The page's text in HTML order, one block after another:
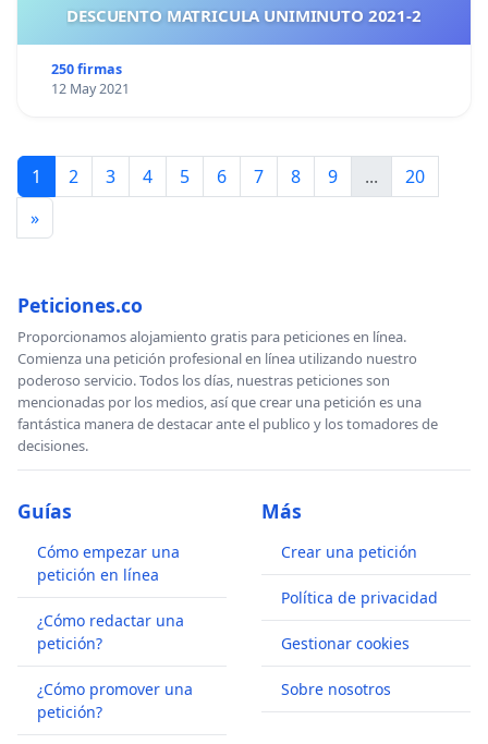
DESCUENTO MATRICULA UNIMINUTO 2021-2
250 firmas
12 May 2021
1 2 3 4 5 6 7 8 9 ...
20
»
Peticiones.co
Proporcionamos alojamiento gratis para peticiones en línea.
Comienza una petición profesional en línea utilizando nuestro
poderoso servicio. Todos los días, nuestras peticiones son
mencionadas por los medios, así que crear una petición es una
fantástica manera de destacar ante el publico y los tomadores de
decisiones.
Guías
Cómo empezar una
petición en línea
¿Cómo redactar una
petición?
¿Cómo promover una
petición?
Más
Crear una petición
Política de privacidad
Gestionar cookies
Sobre nosotros